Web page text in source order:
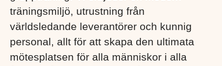
träningsmiljö, utrustning från
världsledande leverantörer och kunnig
personal, allt för att skapa den ultimata
mötesplatsen för alla människor i alla